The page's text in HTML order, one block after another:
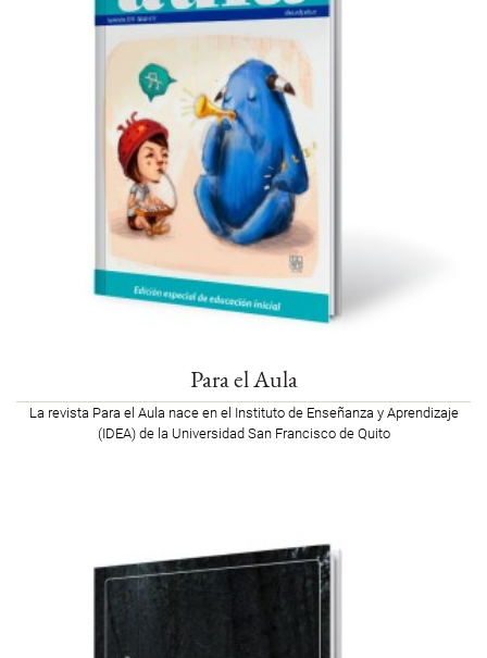
Para el Aula
La revista Para el Aula nace en el Instituto de Enseñanza y Aprendizaje
(IDEA) de la Universidad San Francisco de Quito